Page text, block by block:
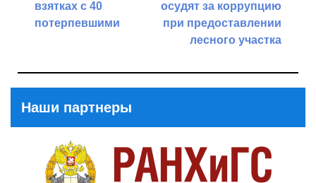
взятках с 40
потерпевшими
осудят за коррупцию
при предоставлении
лесного участка
Наши партнеры